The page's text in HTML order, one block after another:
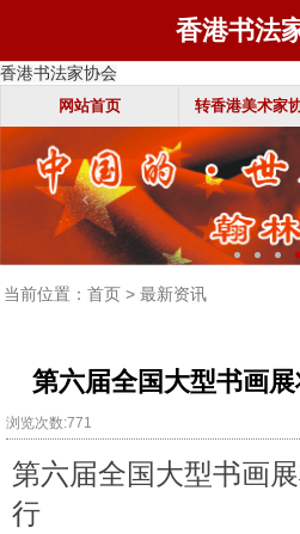
香港书法
香港书法家协会
网站首页 转香港美术家
当前位置： 首页> 最新资讯
第六届全国大型书画
浏览次数:771
第六届全国大型书画
行